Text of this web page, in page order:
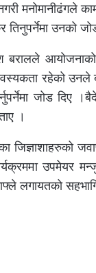
मनोमानीढंगले
तिनुपर्नेमा उनको
बरालले
रहेको उनले
जोड दिए
।
जिज्ञाशाहरुको
उपमेयर
लगायतको